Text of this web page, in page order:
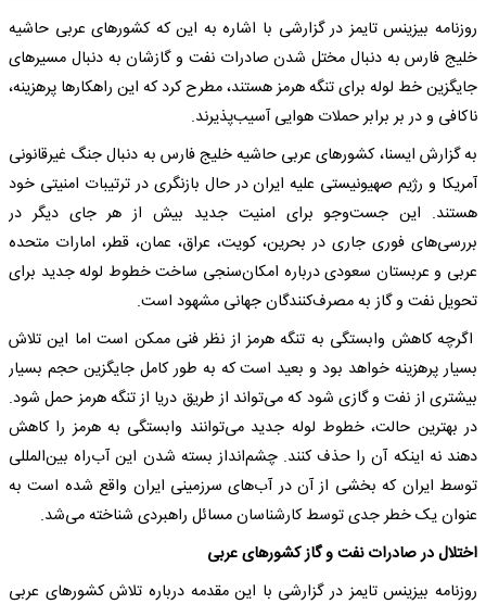
روزنامه بیزینس تایمز در گزارشی با اشاره به این که کشورهای عربی حاشیه
خلیج فارس به دنبال مختل شدن صادرات نفت‌ و گازشان به دنبال مسیرهای
جایگزین خط لوله برای تنگه هرمز هستند، مطرح کرد که این راهکارها پرهزینه،
ناکافی و در بر برابر حملات هوایی آسیب‌پذیرند.
به گزارش ایسنا، کشورهای عربی حاشیه خلیج فارس به دنبال جنگ غیرقانونی
آمریکا و رژیم صهیونیستی علیه ایران در حال بازنگری در ترتیبات امنیتی خود
هستند. این جست‌وجو برای امنیت جدید بیش از هر جای دیگر در
بررسی‌های فوری جاری در بحرین، کویت، عراق، عمان، قطر، امارات متحده
عربی و عربستان سعودی درباره امکان‌سنجی ساخت خطوط لوله جدید برای
تحویل نفت و گاز به مصرف‌کنندگان جهانی مشهود است.
اگرچه کاهش وابستگی به تنگه هرمز از نظر فنی ممکن است اما این تلاش
بسیار پرهزینه خواهد بود و بعید است که به طور کامل جایگزین حجم بسیار
بیشتری از نفت و گازی شود که می‌تواند از طریق دریا از تنگه هرمز حمل شود.
در بهترین حالت، خطوط لوله جدید می‌توانند وابستگی به هرمز را کاهش
دهند نه اینکه آن را حذف کنند. چشم‌انداز بسته شدن این آب‌راه بین‌المللی
توسط ایران که بخشی از آن در آب‌های سرزمینی ایران واقع شده است به
عنوان یک خطر جدی توسط کارشناسان مسائل راهبردی شناخته می‌شد.
اختلال در صادرات نفت و گاز کشورهای عربی
روزنامه بیزینس تایمز در گزارشی با این مقدمه درباره تلاش کشورهای عربی